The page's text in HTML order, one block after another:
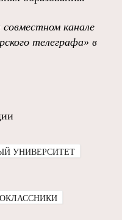
канале
телеграфа» в
УНИВЕРСИТЕТ